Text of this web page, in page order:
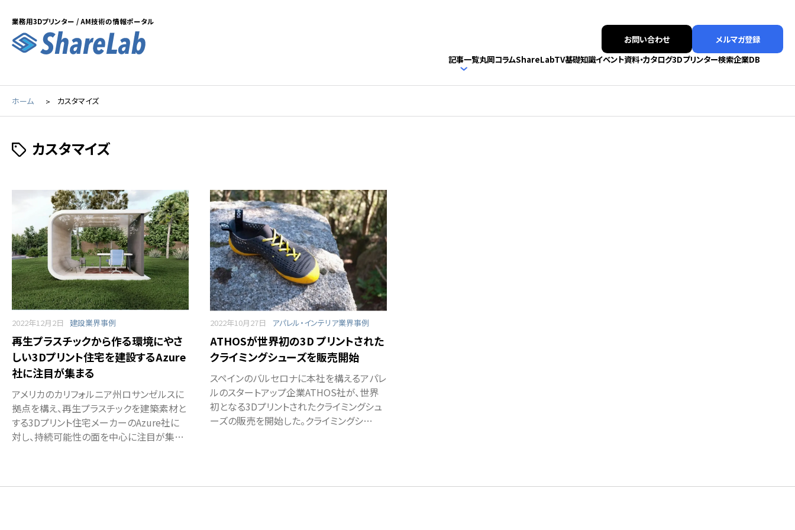
業務用3Dプリンター / AM技術の情報ポータル
お問い合わせ
メルマガ登録
記事一覧丸岡コラムShareLabTV基礎知識イベント資料・カタログ3Dプリンター検索企業DB
ホーム カスタマイズ
カスタマイズ
2022年12月2日 建設業界事例
再生プラスチックから作る環境にやさ
しい3Dプリント住宅を建設するAzure
社に注目が集まる
アメリカのカリフォルニア州ロサンゼルスに
拠点を構え、再生プラスチックを建築素材と
する3Dプリント住宅メーカーのAzure社に
対し、持続可能性の面を中心に注目が集…
2022年10月27日 アパレル・インテリア業界事例
ATHOSが世界初の3D プリントされた
クライミングシューズを販売開始
スペインのバルセロナに本社を構えるアパレ
ルのスタートアップ企業ATHOS社が、世界
初となる3Dプリントされたクライミングシュ
ーズの販売を開始した。クライミングシ…